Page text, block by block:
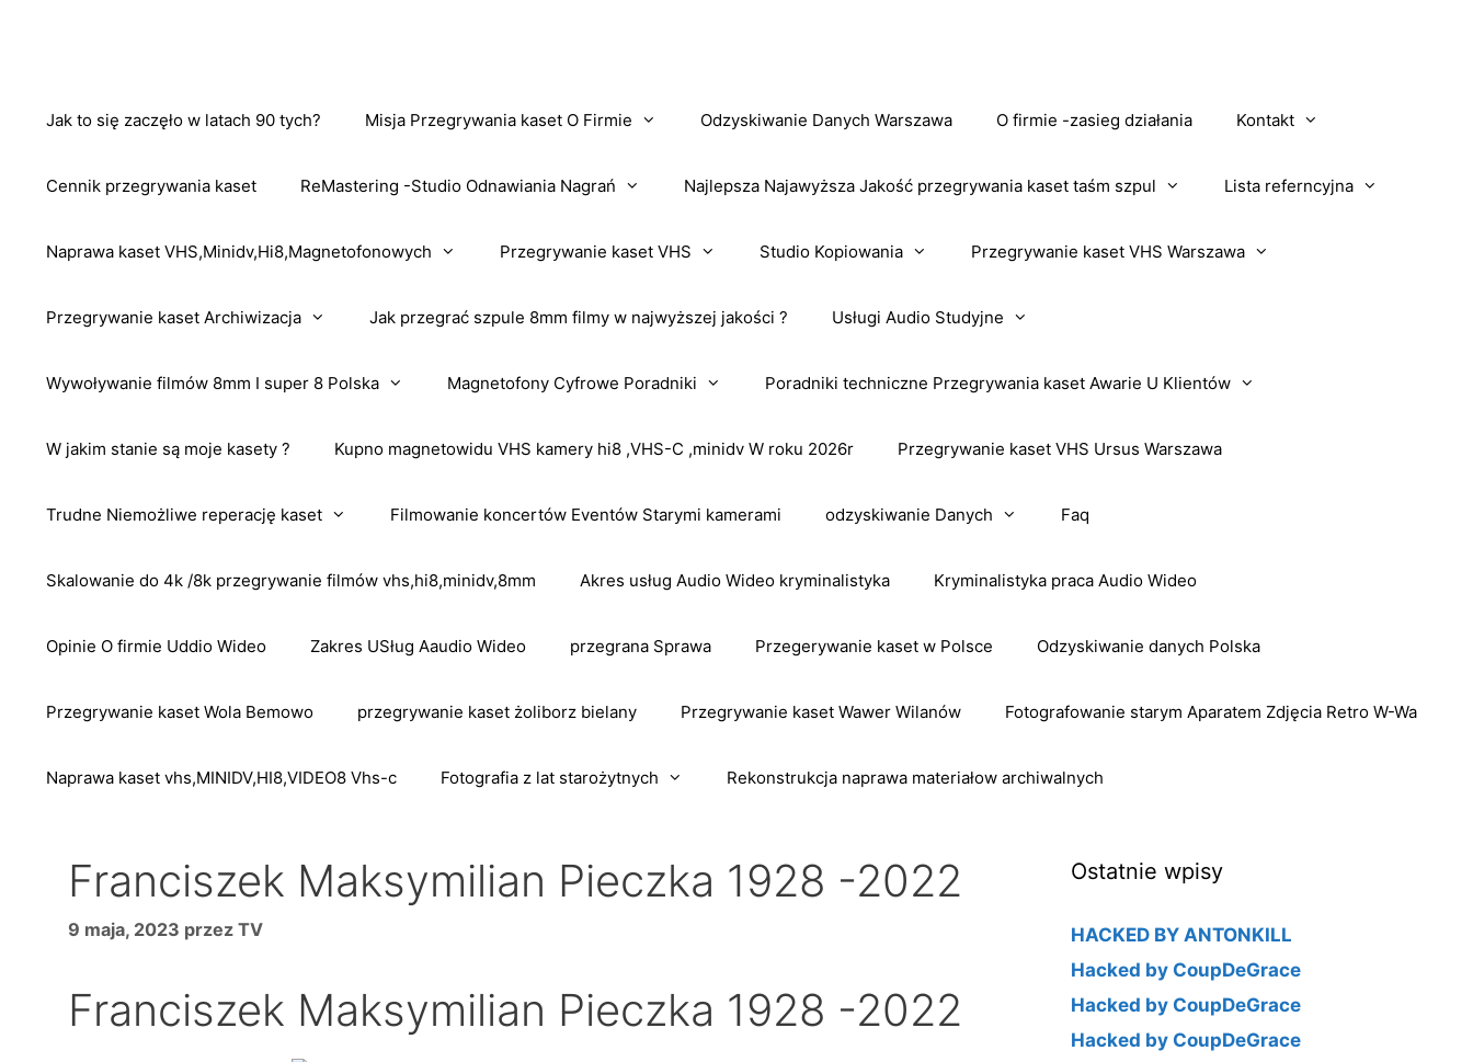
Jak to się zaczęło w latach 90 tych? Misja Przegrywania kaset O Firmie Odzyskiwanie Danych Warszawa O firmie -zasieg działania Kontakt
Cennik przegrywania kaset ReMastering -Studio Odnawiania Nagrań Najlepsza Najawyższa Jakość przegrywania kaset taśm szpul Lista referncyjna
Naprawa kaset VHS,Minidv,Hi8,Magnetofonowych Przegrywanie kaset VHS Studio Kopiowania Przegrywanie kaset VHS Warszawa
Przegrywanie kaset Archiwizacja Jak przegrać szpule 8mm filmy w najwyższej jakości ? Usługi Audio Studyjne
Wywoływanie filmów 8mm I super 8 Polska Magnetofony Cyfrowe Poradniki Poradniki techniczne Przegrywania kaset Awarie U Klientów
W jakim stanie są moje kasety ? Kupno magnetowidu VHS kamery hi8 ,VHS-C ,minidv W roku 2026r Przegrywanie kaset VHS Ursus Warszawa
Trudne Niemożliwe reperację kaset Filmowanie koncertów Eventów Starymi kamerami odzyskiwanie Danych Faq
Skalowanie do 4k /8k przegrywanie filmów vhs,hi8,minidv,8mm Akres usług Audio Wideo kryminalistyka Kryminalistyka praca Audio Wideo
Opinie O firmie Uddio Wideo Zakres USług Aaudio Wideo przegrana Sprawa Przegerywanie kaset w Polsce Odzyskiwanie danych Polska
Przegrywanie kaset Wola Bemowo przegrywanie kaset żoliborz bielany Przegrywanie kaset Wawer Wilanów Fotografowanie starym Aparatem Zdjęcia Retro W-Wa
Naprawa kaset vhs,MINIDV,HI8,VIDEO8 Vhs-c Fotografia z lat starożytnych Rekonstrukcja naprawa materiałow archiwalnych
Franciszek Maksymilian Pieczka 1928 -2022
9 maja, 2023 przez TV
Franciszek Maksymilian Pieczka 1928 -2022
Ostatnie wpisy
HACKED BY ANTONKILL
Hacked by CoupDeGrace
Hacked by CoupDeGrace
Hacked by CoupDeGrace